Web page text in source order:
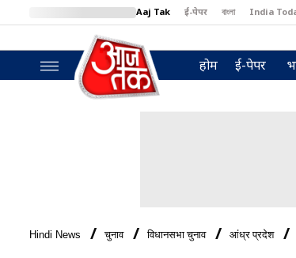
Aaj Tak ई-पेपर বাংলা India
BT Bazaar
होम ई-पेपर
Hindi News चुनाव विधानसभा चुनाव आंध्र प्रदेश